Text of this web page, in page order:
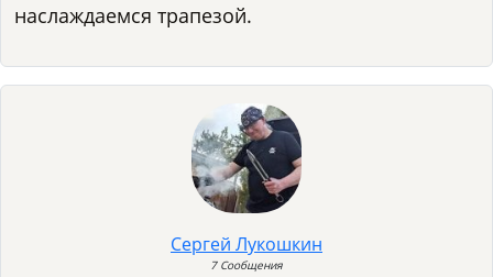
наслаждаемся трапезой.
Сергей Лукошкин
7 Сообщения